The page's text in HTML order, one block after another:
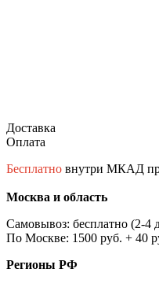
Доставка
Оплата
Бесплатно внутри МКАД
Москва и область
Самовывоз: бесплатно (2-4
По Москве: 1500 руб. + 40
Регионы РФ